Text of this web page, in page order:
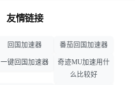
友情链接
回国加速器 番茄回国加速器
一键回国加速器
奇迹MU加速用什
么比较好